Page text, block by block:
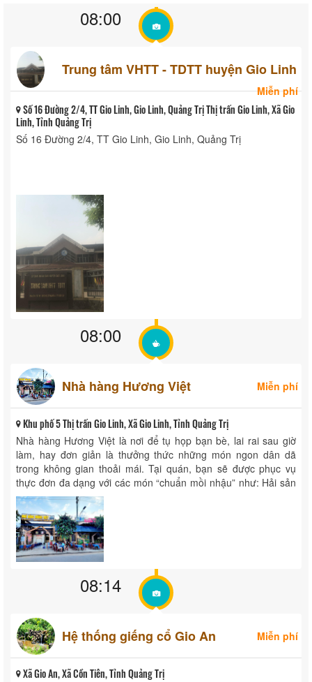
08:00
Trung tâm VHTT - TDTT huyện Gio Linh
Miễn phí
Số 16 Đường 2/4, TT Gio Linh, Gio Linh, Quảng Trị Thị trấn Gio Linh, Xã Gio
Linh, Tỉnh Quảng Trị
Số 16 Đường 2/4, TT Gio Linh, Gio Linh, Quảng Trị
08:00
Nhà hàng Hương Việt Miễn phí
Khu phố 5 Thị trấn Gio Linh, Xã Gio Linh, Tỉnh Quảng Trị
Nhà hàng Hương Việt là nơi để tụ họp bạn bè, lai rai sau giờ
làm, hay đơn giản là thưởng thức những món ngon dân dã
trong không gian thoải mái. Tại quán, bạn sẽ được phục vụ
thực đơn đa dạng với các món “chuẩn mồi nhậu” như: Hải sản
tươi ...
08:14
Hệ thống giếng cổ Gio An Miễn phí
Xã Gio An, Xã Cồn Tiên, Tỉnh Quảng Trị